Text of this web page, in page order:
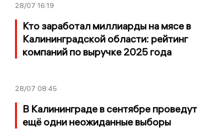
28/07 16:19
Кто заработал миллиарды на мясе в
Калининградской области: рейтинг
компаний по выручке 2025 года
28/07 08:45
В Калининграде в сентябре проведут
ещё одни неожиданные выборы